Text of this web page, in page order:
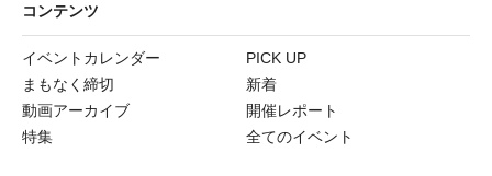
コンテンツ
イベントカレンダー
PICK UP
まもなく締切
新着
動画アーカイブ
開催レポート
特集
全てのイベント